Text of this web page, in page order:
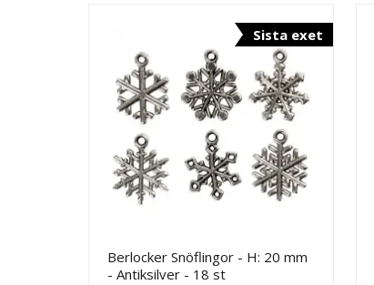
Sista exet
Berlocker Snöflingor - H: 20 mm
- Antiksilver - 18 st